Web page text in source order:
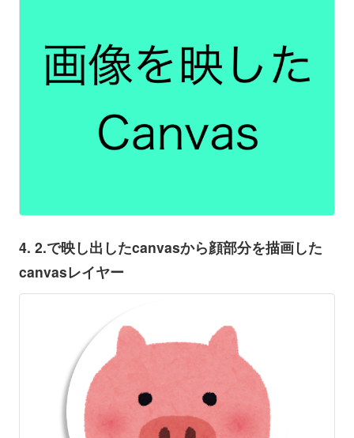
4. 2.で映し出したcanvasから顔部分を描画した
canvasレイヤー